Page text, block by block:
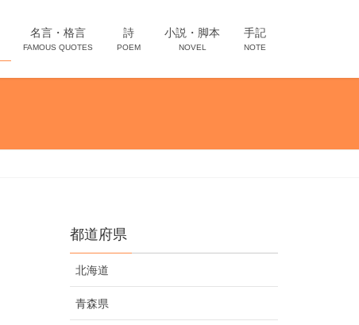
名言・格言
FAMOUS QUOTES
詩
POEM
小説・脚本
NOVEL
手記
NOTE
都道府県
北海道
青森県